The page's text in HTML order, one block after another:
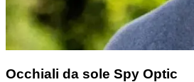
Occhiali da sole Spy Optic